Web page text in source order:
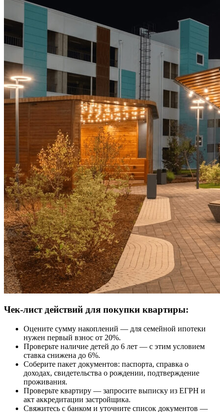
Чек-лист действий для покупки квартиры:
Оцените сумму накоплений — для семейной ипотеки
нужен первый взнос от 20%.
Проверьте наличие детей до 6 лет — с этим условием
ставка снижена до 6%.
Соберите пакет документов: паспорта, справка о
доходах, свидетельства о рождении, подтверждение
проживания.
Проверьте квартиру — запросите выписку из ЕГРН и
акт аккредитации застройщика.
Свяжитесь с банком и уточните список документов —